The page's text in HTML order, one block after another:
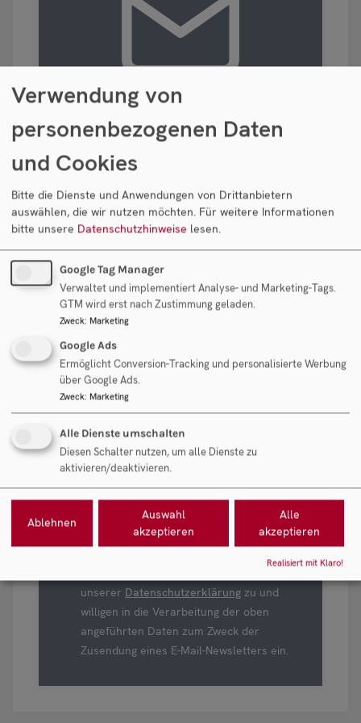
Unser Newsletter
Wir senden Ihnen drei bis vier mal pro
Unternehmensnachfolge und zu neuen
Verkaufsprojekten oder
Herr Frau
Vorname
Nachname
E-Mail
unserer Datenschutzerklärung zu und
willigen in die Verarbeitung der oben
angeführten Daten zum Zweck der
Zusendung eines E-Mail-Newsletters ein.
Verwendung von
personenbezogenen Daten
und Cookies
Bitte die Dienste und Anwendungen von Drittanbietern
auswählen, die wir nutzen möchten. Für weitere Informationen
bitte unsere Datenschutzhinweise lesen.
Google Tag Manager
Verwaltet und implementiert Analyse- und Marketing-Tags.
GTM wird erst nach Zustimmung geladen.
Zweck: Marketing
Google Ads
Ermöglicht Conversion-Tracking und personalisierte Werbung
über Google Ads.
Zweck: Marketing
Alle Dienste umschalten
Diesen Schalter nutzen, um alle Dienste zu
aktivieren/deaktivieren.
Ablehnen
Auswahl
akzeptieren
Alle
akzeptieren
Realisiert mit Klaro!